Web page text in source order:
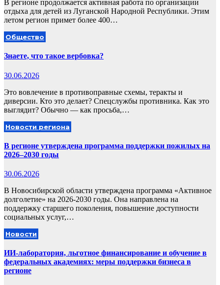
В регионе продолжается активная работа по организации
отдыха для детей из Луганской Народной Республики. Этим
летом регион примет более 400…
Общество
Знаете, что такое вербовка?
30.06.2026
Это вовлечение в противоправные схемы, теракты и
диверсии. Кто это делает? Спецслужбы противника. Как это
выглядит? Обычно — как просьба,…
Новости региона
В регионе утверждена программа поддержки пожилых на
2026–2030 годы
30.06.2026
В Новосибирской области утверждена программа «Активное
долголетие» на 2026-2030 годы. Она направлена на
поддержку старшего поколения, повышение доступности
социальных услуг,…
Новости
ИИ-лаборатория, льготное финансирование и обучение в
федеральных академиях: меры поддержки бизнеса в
регионе